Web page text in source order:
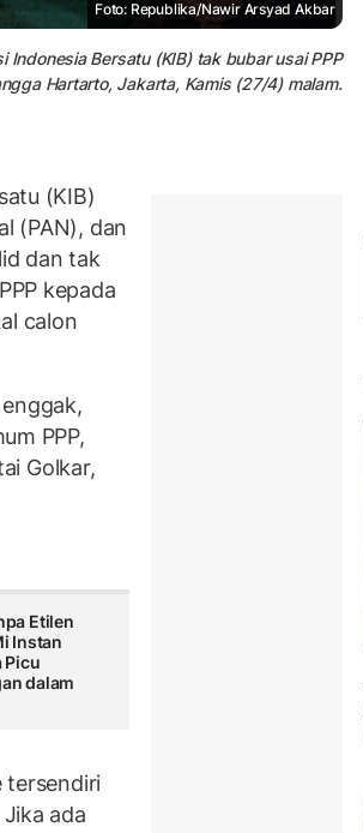
Foto: Republika/Nawir Arsyad Akbar
Indonesia Bersatu (KIB) tak bubar usai PPP
Hartarto, Jakarta, Kamis (27/4) malam.
(KIB)
(PAN), dan
dan tak
kepada
calon
PPP,
Golkar,
Etilen
Instan
Picu
dalam
tersendiri
ada